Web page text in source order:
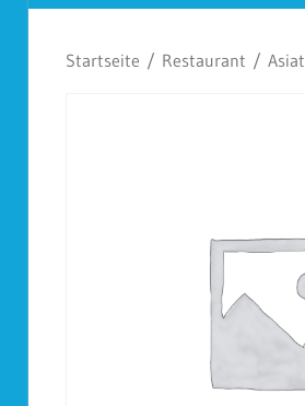
Koplescht
Startseite / Restaurant / Asiat